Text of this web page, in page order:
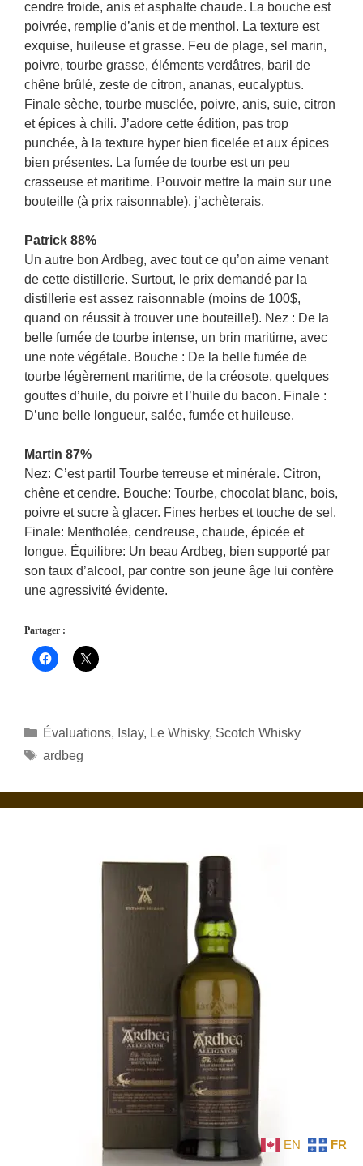
cendre froide, anis et asphalte chaude. La bouche est
poivrée, remplie d’anis et de menthol. La texture est
exquise, huileuse et grasse. Feu de plage, sel marin,
poivre, tourbe grasse, éléments verdâtres, baril de
chêne brûlé, zeste de citron, ananas, eucalyptus.
Finale sèche, tourbe musclée, poivre, anis, suie, citron
et épices à chili. J’adore cette édition, pas trop
punchée, à la texture hyper bien ficelée et aux épices
bien présentes. La fumée de tourbe est un peu
crasseuse et maritime. Pouvoir mettre la main sur une
bouteille (à prix raisonnable), j’achèterais.
Patrick 88%
Un autre bon Ardbeg, avec tout ce qu’on aime venant
de cette distillerie. Surtout, le prix demandé par la
distillerie est assez raisonnable (moins de 100$,
quand on réussit à trouver une bouteille!). Nez : De la
belle fumée de tourbe intense, un brin maritime, avec
une note végétale. Bouche : De la belle fumée de
tourbe légèrement maritime, de la créosote, quelques
gouttes d’huile, du poivre et l’huile du bacon. Finale :
D’une belle longueur, salée, fumée et huileuse.
Martin 87%
Nez: C’est parti! Tourbe terreuse et minérale. Citron,
chêne et cendre. Bouche: Tourbe, chocolat blanc, bois,
poivre et sucre à glacer. Fines herbes et touche de sel.
Finale: Mentholée, cendreuse, chaude, épicée et
longue. Équilibre: Un beau Ardbeg, bien supporté par
son taux d’alcool, par contre son jeune âge lui confère
une agressivité évidente.
Partager :
Catégories
Évaluations, Islay, Le Whisky, Scotch Whisky
Étiquettes
ardbeg
EN FR